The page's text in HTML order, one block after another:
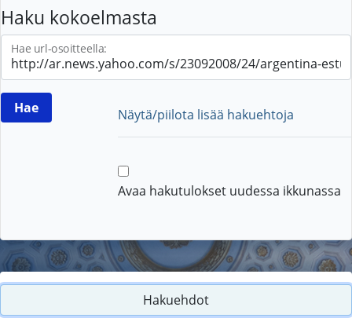
Haku kokoelmasta
Hae url-osoitteella:
Näytä/piilota lisää hakuehtoja
Avaa hakutulokset uudessa ikkunassa
Hakuehdot